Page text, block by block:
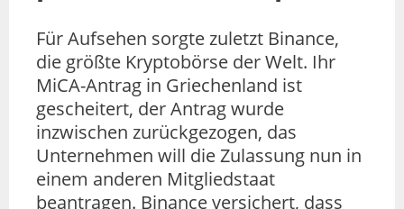
Für Aufsehen sorgte zuletzt Binance,
die größte Kryptobörse der Welt. Ihr
MiCA-Antrag in Griechenland ist
gescheitert, der Antrag wurde
inzwischen zurückgezogen, das
Unternehmen will die Zulassung nun in
einem anderen Mitgliedstaat
beantragen. Binance versichert, dass